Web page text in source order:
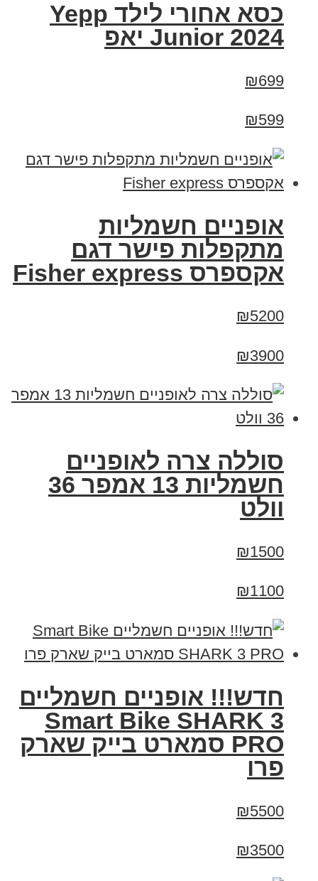
כסא אחורי לילד Yepp
Junior 2024 יאפ
₪699
₪599
אופניים חשמליות
מתקפלות פישר דגם
אקספרס Fisher express
₪5200
₪3900
סוללה צרה לאופניים
חשמליות 13 אמפר 36
וולט
₪1500
₪1100
חדש!!! אופניים חשמליים
Smart Bike SHARK 3
PRO סמארט בייק שארק
פרו
₪5500
₪3500